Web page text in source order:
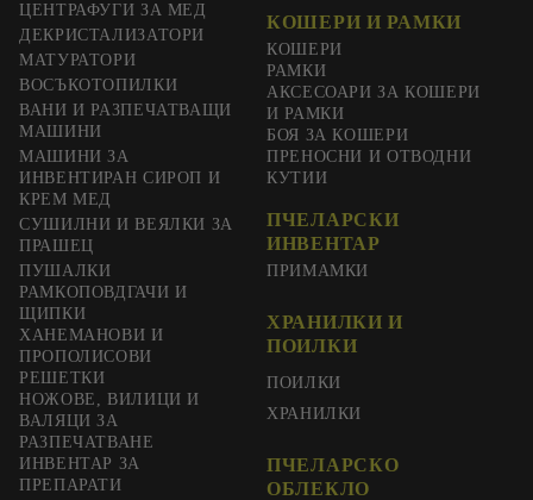
ЦЕНТРАФУГИ ЗА МЕД
ДЕКРИСТАЛИЗАТОРИ
МАТУРАТОРИ
ВОСЪКОТОПИЛКИ
ВАНИ И РАЗПЕЧАТВАЩИ
МАШИНИ
МАШИНИ ЗА
ИНВЕНТИРАН СИРОП И
КРЕМ МЕД
СУШИЛНИ И ВЕЯЛКИ ЗА
ПРАШЕЦ
КОШЕРИ И РАМКИ
КОШЕРИ
РАМКИ
АКСЕСОАРИ ЗА КОШЕРИ
И РАМКИ
БОЯ ЗА КОШЕРИ
ПРЕНОСНИ И ОТВОДНИ
КУТИИ
ПЧЕЛАРСКИ
ИНВЕНТАР
ПУШАЛКИ
РАМКОПОВДГАЧИ И
ЩИПКИ
ХАНЕМАНОВИ И
ПРОПОЛИСОВИ
РЕШЕТКИ
НОЖОВЕ, ВИЛИЦИ И
ВАЛЯЦИ ЗА
РАЗПЕЧАТВАНЕ
ИНВЕНТАР ЗА
ПРЕПАРАТИ
ПРИМАМКИ
ХРАНИЛКИ И
ПОИЛКИ
ПОИЛКИ
ХРАНИЛКИ
ПЧЕЛАРСКО
ОБЛЕКЛО